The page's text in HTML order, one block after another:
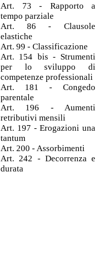
Art. 73 - Rapporto a
tempo parziale
Art. 86 - Clausole
elastiche
Art. 99 - Classificazione
Art. 154 bis - Strumenti
per lo sviluppo di
competenze professionali
Art. 181 - Congedo
parentale
Art. 196 - Aumenti
retributivi mensili
Art. 197 - Erogazioni una
tantum
Art. 200 - Assorbimenti
Art. 242 - Decorrenza e
durata